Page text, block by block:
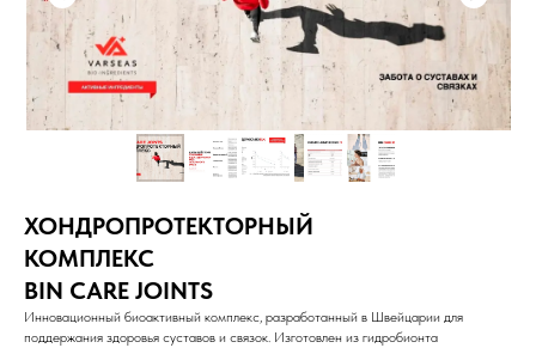
ХОНДРОПРОТЕКТОРНЫЙ
КОМПЛЕКС
BIN CARE JOINTS
Инновационный биоактивный комплекс, разработанный в Швейцарии для
поддержания здоровья суставов и связок. Изготовлен из гидробионта